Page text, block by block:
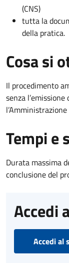
(CNS)
tutta la
della pratica.
Cosa si
Il procedimento
senza
Tempi e
Durata massima
conclusione del
Accedi
Accedi al